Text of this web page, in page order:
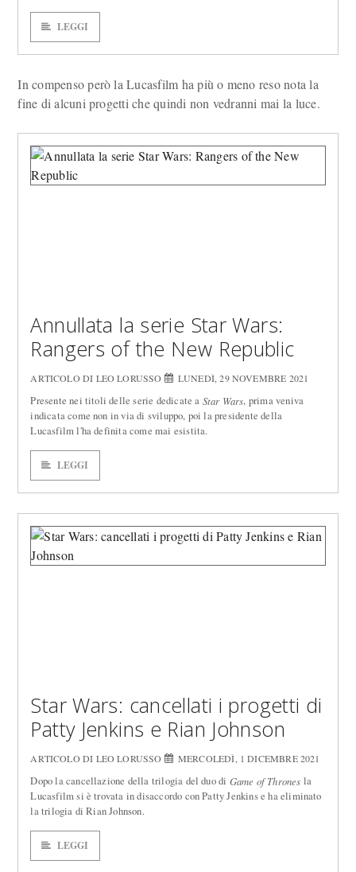
LEGGI
In compenso però la Lucasfilm ha più o meno reso nota la
fine di alcuni progetti che quindi non vedranni mai la luce.
Annullata la serie Star Wars:
Rangers of the New Republic
ARTICOLO DI LEO LORUSSO LUNEDÌ, 29 NOVEMBRE 2021
Presente nei titoli delle serie dedicate a Star Wars, prima veniva
indicata come non in via di sviluppo, poi la presidente della
Lucasfilm l'ha definita come mai esistita.
LEGGI
Star Wars: cancellati i progetti di
Patty Jenkins e Rian Johnson
ARTICOLO DI LEO LORUSSO MERCOLEDÌ, 1 DICEMBRE 2021
Dopo la cancellazione della trilogia del duo di Game of Thrones la
Lucasfilm si è trovata in disaccordo con Patty Jenkins e ha eliminato
la trilogia di Rian Johnson.
LEGGI